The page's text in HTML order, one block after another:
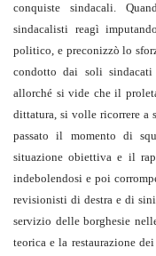
conquiste sindacali.
sindacalisti reagì
politico, e preconizzò lo
condotto dai soli sindacati
allorché si vide che il
dittatura, si volle ricorrere a
passato il momento di
situazione obiettiva e il
indebolendosi e poi
revisionisti di destra e di
servizio delle borghesie
teorica e la restaurazione